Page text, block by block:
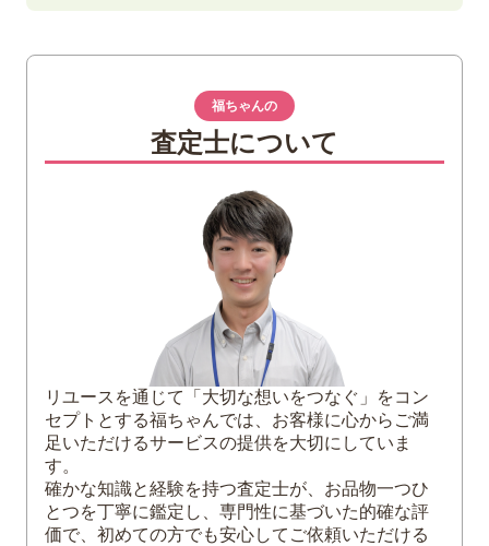
ぞろ目紙幣の価値
ぞろ目紙幣で高額買取が期待できる種類
777777
ぞろ目以外で高額になりやすい紙幣の記番
サンドイッチ
若番
5 ぞろ目紙幣は福ちゃんがお買取いたします
6 まとめ
福ちゃんの
査定士について
リユースを通じて「大切な想いをつなぐ」をコン
セプトとする福ちゃんでは、お客様に心からご満
足いただけるサービスの提供を大切にしていま
す。
確かな知識と経験を持つ査定士が、お品物一つひ
とつを丁寧に鑑定し、専門性に基づいた的確な評
価で、初めての方でも安心してご依頼いただける